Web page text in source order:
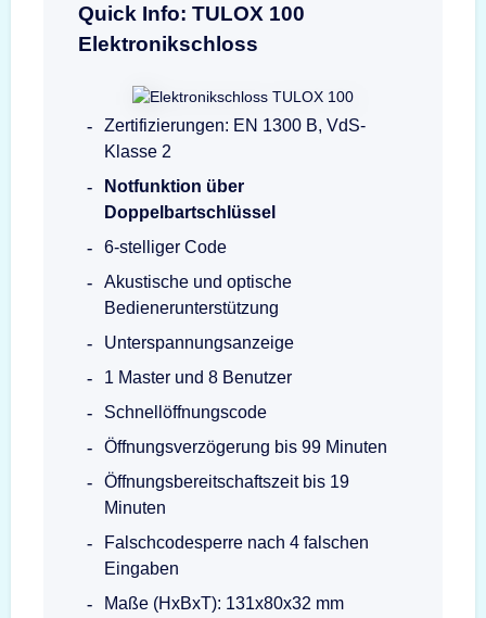
Quick Info: TULOX 100
Elektronikschloss
Zertifizierungen: EN 1300 B, VdS-
Klasse 2
Notfunktion über
Doppelbartschlüssel
6-stelliger Code
Akustische und optische
Bedienerunterstützung
Unterspannungsanzeige
1 Master und 8 Benutzer
Schnellöffnungscode
Öffnungsverzögerung bis 99 Minuten
Öffnungsbereitschaftszeit bis 19
Minuten
Falschcodesperre nach 4 falschen
Eingaben
Maße (HxBxT): 131x80x32 mm